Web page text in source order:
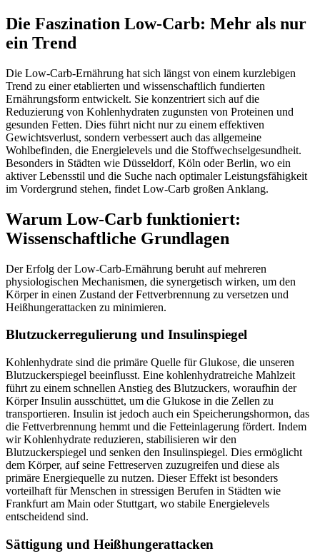
Die Faszination Low-Carb: Mehr als nur
ein Trend
Die Low-Carb-Ernährung hat sich längst von einem kurzlebigen
Trend zu einer etablierten und wissenschaftlich fundierten
Ernährungsform entwickelt. Sie konzentriert sich auf die
Reduzierung von Kohlenhydraten zugunsten von Proteinen und
gesunden Fetten. Dies führt nicht nur zu einem effektiven
Gewichtsverlust, sondern verbessert auch das allgemeine
Wohlbefinden, die Energielevels und die Stoffwechselgesundheit.
Besonders in Städten wie Düsseldorf, Köln oder Berlin, wo ein
aktiver Lebensstil und die Suche nach optimaler Leistungsfähigkeit
im Vordergrund stehen, findet Low-Carb großen Anklang.
Warum Low-Carb funktioniert:
Wissenschaftliche Grundlagen
Der Erfolg der Low-Carb-Ernährung beruht auf mehreren
physiologischen Mechanismen, die synergetisch wirken, um den
Körper in einen Zustand der Fettverbrennung zu versetzen und
Heißhungerattacken zu minimieren.
Blutzuckerregulierung und Insulinspiegel
Kohlenhydrate sind die primäre Quelle für Glukose, die unseren
Blutzuckerspiegel beeinflusst. Eine kohlenhydratreiche Mahlzeit
führt zu einem schnellen Anstieg des Blutzuckers, woraufhin der
Körper Insulin ausschüttet, um die Glukose in die Zellen zu
transportieren. Insulin ist jedoch auch ein Speicherungshormon, das
die Fettverbrennung hemmt und die Fetteinlagerung fördert. Indem
wir Kohlenhydrate reduzieren, stabilisieren wir den
Blutzuckerspiegel und senken den Insulinspiegel. Dies ermöglicht
dem Körper, auf seine Fettreserven zuzugreifen und diese als
primäre Energiequelle zu nutzen. Dieser Effekt ist besonders
vorteilhaft für Menschen in stressigen Berufen in Städten wie
Frankfurt am Main oder Stuttgart, wo stabile Energielevels
entscheidend sind.
Sättigung und Heißhungerattacken